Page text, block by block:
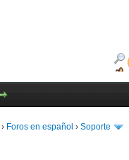
› Foros en español › Soporte